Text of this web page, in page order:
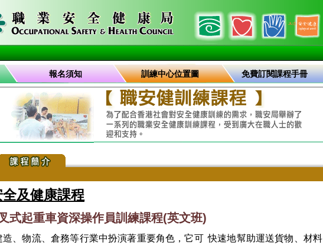
報名須知 訓練中心位置圖 免費訂閱課程手冊
及健康課程
式起重車資深操作員訓練課程(英文班)
造、物流、倉務等行業中扮演著重要角色，它可 快速地幫助運送貨物、材料